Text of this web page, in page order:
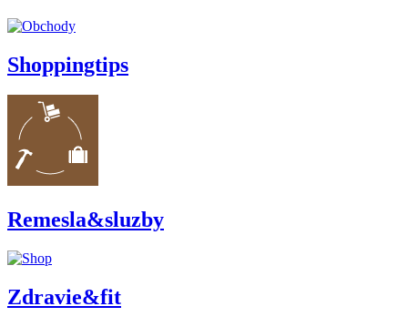
Shoppingtips
Remesla&sluzby
Zdravie&fit